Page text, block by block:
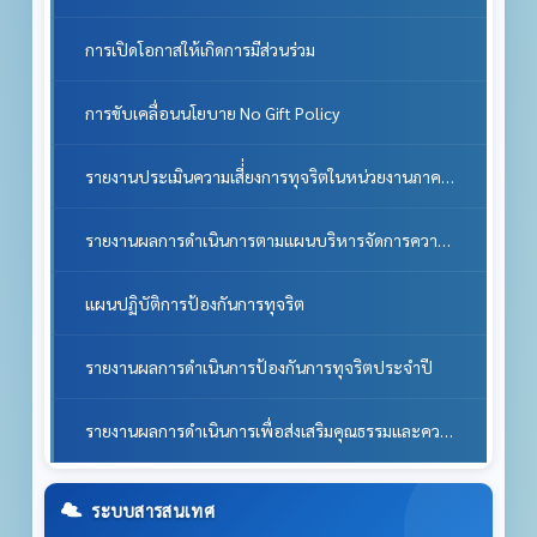
การเปิดโอกาสให้เกิดการมีส่วนร่วม
การขับเคลื่อนนโยบาย No Gift Policy
รายงานประเมินความเสี่่ยงการทุจริตในหน่วยงานภาครัฐ
รายงานผลการดำเนินการตามแผนบริหารจัดการความเสี่่ยงการทุจริตของหน่วยงาน
แผนปฏิบัติการป้องกันการทุจริต
รายงานผลการดำเนินการป้องกันการทุจริตประจำปี
รายงานผลการดำเนินการเพื่อส่งเสริมคุณธรรมและความโปร่งใสภายในหน่วยงาน
ระบบสารสนเทศ